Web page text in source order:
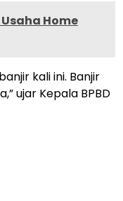
Home
kali ini. Banjir
ujar Kepala BPBD